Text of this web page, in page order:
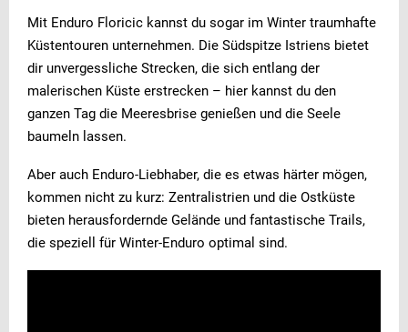
Mit Enduro Floricic kannst du sogar im Winter traumhafte
Küstentouren unternehmen. Die Südspitze Istriens bietet
dir unvergessliche Strecken, die sich entlang der
malerischen Küste erstrecken – hier kannst du den
ganzen Tag die Meeresbrise genießen und die Seele
baumeln lassen.
Aber auch Enduro-Liebhaber, die es etwas härter mögen,
kommen nicht zu kurz: Zentralistrien und die Ostküste
bieten herausfordernde Gelände und fantastische Trails,
die speziell für Winter-Enduro optimal sind.